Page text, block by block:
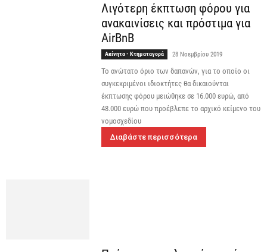
Λιγότερη έκπτωση φόρου για
ανακαινίσεις και πρόστιμα για
AirBnB
Ακίνητα - Κτηματαγορά 28 Νοεμβρίου 2019
Το ανώτατο όριο των δαπανών, για το οποίο οι
συγκεκριμένοι ιδιοκτήτες θα δικαιούνται
έκπτωσης φόρου μειώθηκε σε 16.000 ευρώ, από
48.000 ευρώ που προέβλεπε το αρχικό κείμενο του
νομοσχεδίου
Διαβάστε περισσότερα